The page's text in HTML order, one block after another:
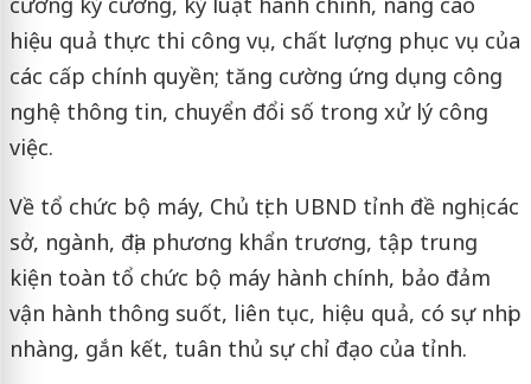
hiệu quả thực thi công vụ, chất lượng phục vụ của
các cấp chính quyền; tăng cường ứng dụng công
nghệ thông tin, chuyển đổi số trong xử lý công
việc.
Về tổ chức bộ máy, Chủ tịch UBND tỉnh đề nghị các
sở, ngành, địa phương khẩn trương, tập trung
kiện toàn tổ chức bộ máy hành chính, bảo đảm
vận hành thông suốt, liên tục, hiệu quả, có sự nhịp
nhàng, gắn kết, tuân thủ sự chỉ đạo của tỉnh.